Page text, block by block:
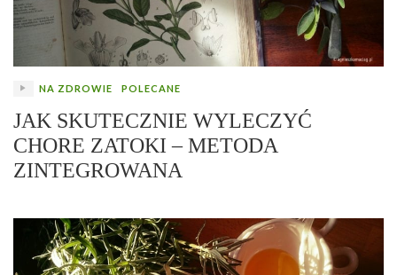
NA ZDROWIE POLECANE
JAK SKUTECZNIE WYLECZYĆ
CHORE ZATOKI – METODA
ZINTEGROWANA